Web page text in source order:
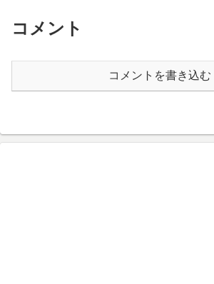
コメント
コメントを書き込む